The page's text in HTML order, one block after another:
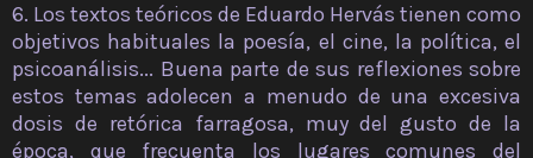
6. Los textos teóricos de Eduardo Hervás tienen como
objetivos habituales la poesía, el cine, la política, el
psicoanálisis... Buena parte de sus reflexiones sobre
estos temas adolecen a menudo de una excesiva
dosis de retórica farragosa, muy del gusto de la
época, que frecuenta los lugares comunes del